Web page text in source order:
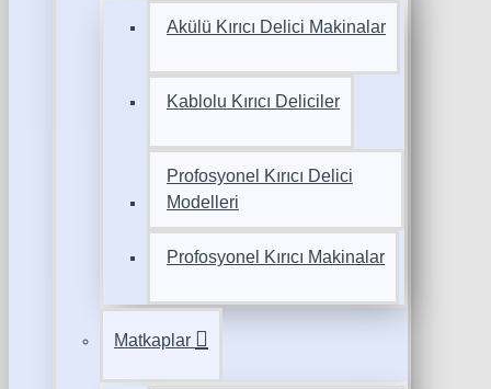
Akülü Kırıcı Delici Makinalar
Kablolu Kırıcı Deliciler
Profosyonel Kırıcı Delici
Modelleri
Profosyonel Kırıcı Makinalar
Matkaplar